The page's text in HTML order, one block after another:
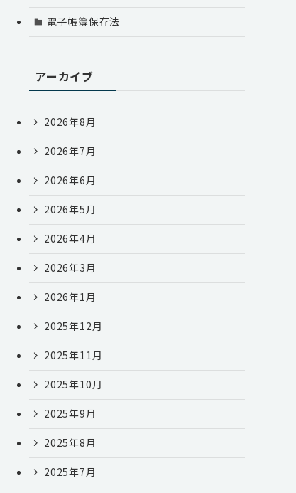
電子帳簿保存法
アーカイブ
2026年8月
2026年7月
2026年6月
2026年5月
2026年4月
2026年3月
2026年1月
2025年12月
2025年11月
2025年10月
2025年9月
2025年8月
2025年7月